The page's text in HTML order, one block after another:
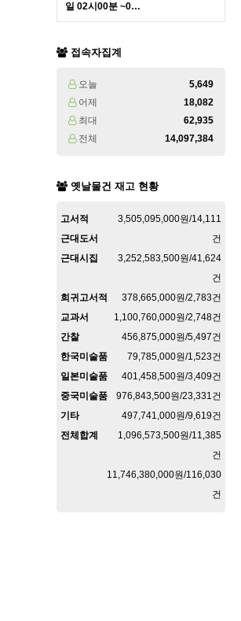
일 02시00분 ~0…
접속자집계
오늘
5,649
어제
18,082
최대
62,935
전체
14,097,384
옛날물건 재고 현황
고서적
3,505,095,000원/14,111
건
근대도서
3,252,583,500원/41,624
건
근대시집
378,665,000원/2,783건
희귀고서적
1,100,760,000원/2,748건
교과서
456,875,000원/5,497건
간찰
79,785,000원/1,523건
한국미술품
401,458,500원/3,409건
일본미술품
976,843,500원/23,331건
중국미술품
497,741,000원/9,619건
기타
1,096,573,500원/11,385
건
전체합계
11,746,380,000원/116,030
건